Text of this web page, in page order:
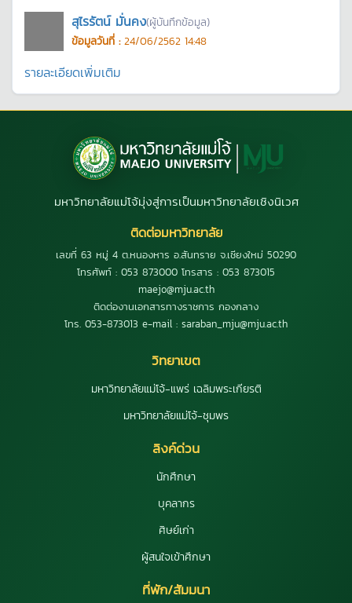
สุไรรัตน์ มั่นคง(ผู้บันทึกข้อมูล)
ข้อมูลวันที่ : 24/06/2562 14:48
รายละเอียดเพิ่มเติม
มหาวิทยาลัยแม่โจ้มุ่งสู่การเป็นมหาวิทยาลัยเชิงนิเวศ
ติดต่อมหาวิทยาลัย
เลขที่ 63 หมู่ 4 ต.หนองหาร อ.สันทราย จ.เชียงใหม่ 50290
โทรศัพท์ : 053 873000 โทรสาร : 053 873015
maejo@mju.ac.th
ติดต่องานเอกสารทางราชการ กองกลาง
โทร. 053-873013 e-mail : saraban_mju@mju.ac.th
วิทยาเขต
มหาวิทยาลัยแม่โจ้-แพร่ เฉลิมพระเกียรติ
มหาวิทยาลัยแม่โจ้-ชุมพร
ลิงค์ด่วน
นักศึกษา
บุคลากร
ศิษย์เก่า
ผู้สนใจเข้าศึกษา
ที่พัก/สัมมนา